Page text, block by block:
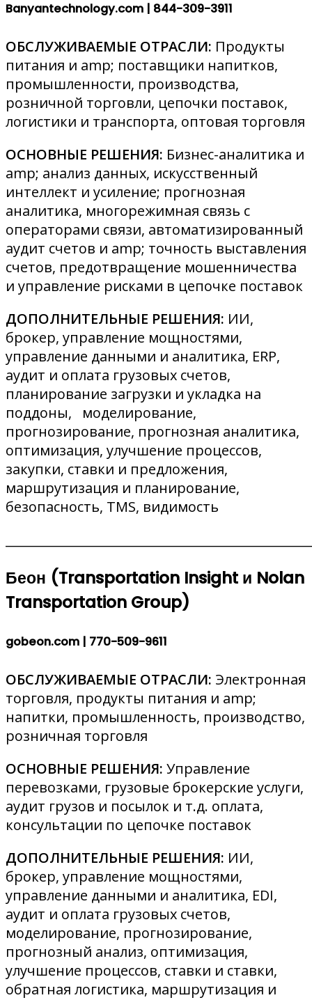
Banyantechnology.com | 844-309-3911
ОБСЛУЖИВАЕМЫЕ ОТРАСЛИ: Продукты
питания и amp; поставщики напитков,
промышленности, производства,
розничной торговли, цепочки поставок,
логистики и транспорта, оптовая торговля
ОСНОВНЫЕ РЕШЕНИЯ: Бизнес-аналитика и
amp; анализ данных, искусственный
интеллект и усиление; прогнозная
аналитика, многорежимная связь с
операторами связи, автоматизированный
аудит счетов и amp; точность выставления
счетов, предотвращение мошенничества
и управление рисками в цепочке поставок
ДОПОЛНИТЕЛЬНЫЕ РЕШЕНИЯ: ИИ,
брокер, управление мощностями,
управление данными и аналитика, ERP,
аудит и оплата грузовых счетов,
планирование загрузки и укладка на
поддоны, моделирование,
прогнозирование, прогнозная аналитика,
оптимизация, улучшение процессов,
закупки, ставки и предложения,
маршрутизация и планирование,
безопасность, TMS, видимость
Беон (Transportation Insight и Nolan
Transportation Group)
gobeon.com | 770-509-9611
ОБСЛУЖИВАЕМЫЕ ОТРАСЛИ: Электронная
торговля, продукты питания и amp;
напитки, промышленность, производство,
розничная торговля
ОСНОВНЫЕ РЕШЕНИЯ: Управление
перевозками, грузовые брокерские услуги,
аудит грузов и посылок и т.д. оплата,
консультации по цепочке поставок
ДОПОЛНИТЕЛЬНЫЕ РЕШЕНИЯ: ИИ,
брокер, управление мощностями,
управление данными и аналитика, EDI,
аудит и оплата грузовых счетов,
моделирование, прогнозирование,
прогнозный анализ, оптимизация,
улучшение процессов, ставки и ставки,
обратная логистика, маршрутизация и